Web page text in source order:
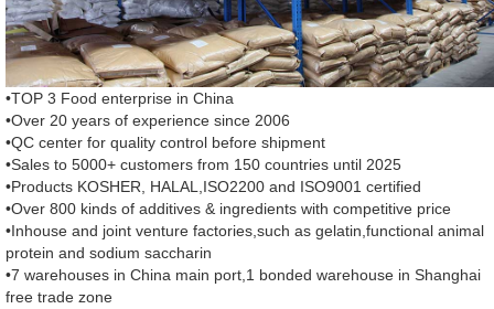
•TOP 3 Food enterprise in China
•Over 20 years of experience since 2006
•QC center for quality control before shipment
•Sales to 5000+ customers from 150 countries until 2025
•Products KOSHER, HALAL,ISO2200 and ISO9001 certified
•Over 800 kinds of additives & ingredients with competitive price
•Inhouse and joint venture factories,such as gelatin,functional animal
protein and sodium saccharin
•7 warehouses in China main port,1 bonded warehouse in Shanghai
free trade zone